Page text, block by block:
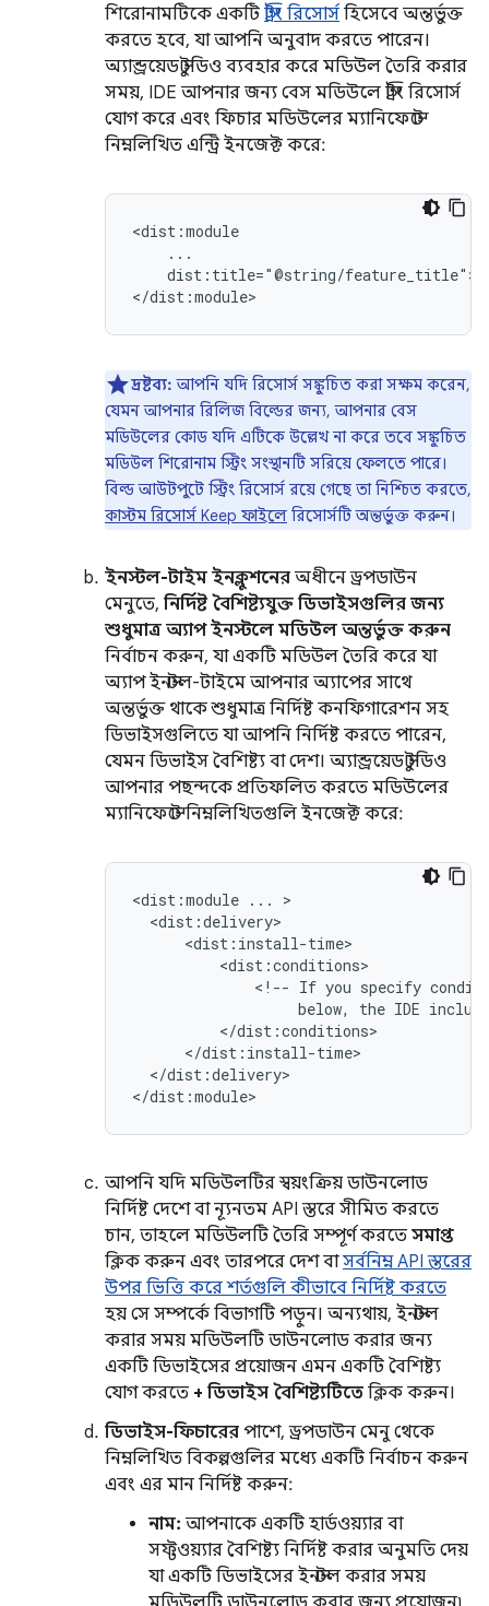
শিরোনামটিকে একটি স্ট্রিং রিসোর্স হিসেবে অন্তর্ভুক্ত
করতে হবে, যা আপনি অনুবাদ করতে পারেন।
অ্যান্ড্রয়েড স্টুডিও ব্যবহার করে মডিউল তৈরি করার
সময়, IDE আপনার জন্য বেস মডিউলে স্ট্রিং রিসোর্স
যোগ করে এবং ফিচার মডিউলের ম্যানিফেস্টে
নিম্নলিখিত এন্ট্রি ইনজেক্ট করে:
dist:title="@string/feature_title">
দ্রষ্টব্য: আপনি যদি রিসোর্স সঙ্কুচিত করা সক্ষম করেন,
যেমন আপনার রিলিজ বিল্ডের জন্য, আপনার বেস
মডিউলের কোড যদি এটিকে উল্লেখ না করে তবে সঙ্কুচিত
মডিউল শিরোনাম স্ট্রিং সংস্থানটি সরিয়ে ফেলতে পারে।
বিল্ড আউটপুটে স্ট্রিং রিসোর্স রয়ে গেছে তা নিশ্চিত করতে,
কাস্টম রিসোর্স Keep ফাইলে রিসোর্সটি অন্তর্ভুক্ত করুন।
ইনস্টল-টাইম ইনক্লুশনের অধীনে ড্রপডাউন
মেনুতে, নির্দিষ্ট বৈশিষ্ট্যযুক্ত ডিভাইসগুলির জন্য
শুধুমাত্র অ্যাপ ইনস্টলে মডিউল অন্তর্ভুক্ত করুন
নির্বাচন করুন, যা একটি মডিউল তৈরি করে যা
অ্যাপ ইনস্টল-টাইমে আপনার অ্যাপের সাথে
অন্তর্ভুক্ত থাকে শুধুমাত্র নির্দিষ্ট কনফিগারেশন সহ
ডিভাইসগুলিতে যা আপনি নির্দিষ্ট করতে পারেন,
যেমন ডিভাইস বৈশিষ্ট্য বা দেশ। অ্যান্ড্রয়েড স্টুডিও
আপনার পছন্দকে প্রতিফলিত করতে মডিউলের
ম্যানিফেস্টে নিম্নলিখিতগুলি ইনজেক্ট করে:
<dist:module ...
<!-- If you specify
below,
the IDE
</dist:delivery>
আপনি যদি মডিউলটির স্বয়ংক্রিয় ডাউনলোড
নির্দিষ্ট দেশে বা ন্যূনতম API স্তরে সীমিত করতে
চান, তাহলে মডিউলটি তৈরি সম্পূর্ণ করতে সমাপ্ত
ক্লিক করুন এবং তারপরে দেশ বাসর্বনিম্ন API স্তরের
উপর ভিত্তি করে শর্তগুলি কীভাবে নির্দিষ্ট করতে
হয় সে সম্পর্কে বিভাগটি পড়ুন। অন্যথায়, ইনস্টল
করার সময় মডিউলটি ডাউনলোড করার জন্য
একটি ডিভাইসের প্রয়োজন এমন একটি বৈশিষ্ট্য
যোগ করতে + ডিভাইস বৈশিষ্ট্যটিতে ক্লিক করুন।
ডিভাইস-ফিচারের পাশে, ড্রপডাউন মেনু থেকে
নিম্নলিখিত বিকল্পগুলির মধ্যে একটি নির্বাচন করুন
এবং এর মান নির্দিষ্ট করুন:
নাম: আপনাকে একটি হার্ডওয়্যার বা
সফ্টওয়্যার বৈশিষ্ট্য নির্দিষ্ট করার অনুমতি দেয়
যা একটি ডিভাইসের ইনস্টল করার সময়